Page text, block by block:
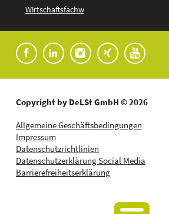
Wirtschaftsfachwirt
anderen Quellen
Copyright by DeLSt GmbH © 2026
Allgemeine Geschäftsbedingungen
Impressum
Datenschutzrichtlinien
Datenschutzerklärung Social Media
Barrierefreiheitserklärung